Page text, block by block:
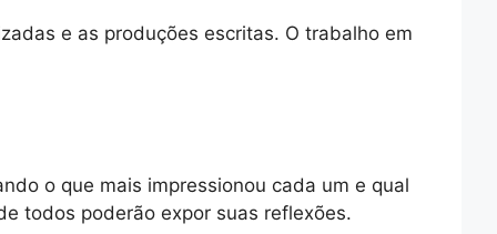
e as produções escritas. O trabalho em
o que mais impressionou cada um e qual
todos poderão expor suas reflexões.